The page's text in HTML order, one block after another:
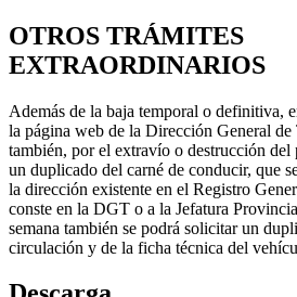
OTROS TRÁMITES
EXTRAORDINARIOS
Además de la baja temporal o definitiva,
la página web de la Dirección General
también, por el extravío o destrucción del
un duplicado del carné de conducir, que
la dirección existente en el Registro
conste en la DGT o a la Jefatura
semana también se podrá solicitar un
circulación y de la ficha técnica del